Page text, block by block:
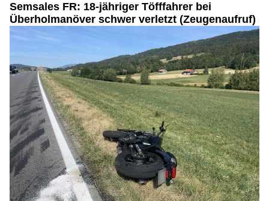
Semsales FR: 18-jähriger Töfffahrer bei
Überholmanöver schwer verletzt (Zeugenaufruf)